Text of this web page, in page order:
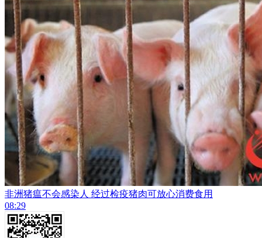
非洲猪瘟不会感染人 经过检疫猪肉可放心消费食用
08:29